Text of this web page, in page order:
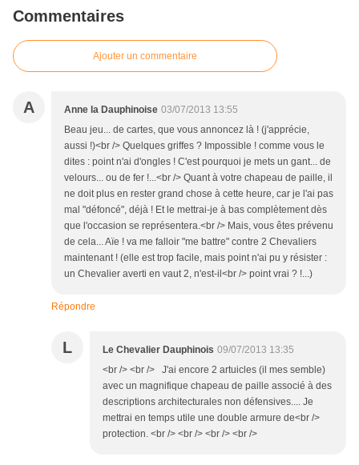
Commentaires
Ajouter un commentaire
A Anne la Dauphinoise 03/07/2013 13:55
Beau jeu... de cartes, que vous annoncez là ! (j'apprécie,
aussi !)<br /> Quelques griffes ? Impossible ! comme vous le
dites : point n'ai d'ongles ! C'est pourquoi je mets un gant... de
velours... ou de fer !...<br /> Quant à votre chapeau de paille, il
ne doit plus en rester grand chose à cette heure, car je l'ai pas
mal "défoncé", déjà ! Et le mettrai-je à bas complètement dès
que l'occasion se représentera.<br /> Mais, vous êtes prévenu
de cela... Aïe ! va me falloir "me battre" contre 2 Chevaliers
maintenant ! (elle est trop facile, mais point n'ai pu y résister :
un Chevalier averti en vaut 2, n'est-il<br /> point vrai ? !...)
Répondre
L Le Chevalier Dauphinois 09/07/2013 13:35
<br /> <br /> J'ai encore 2 artuicles (il mes semble)
avec un magnifique chapeau de paille associé à des
descriptions architecturales non défensives.... Je
mettrai en temps utile une double armure de<br />
protection. <br /> <br /> <br /> <br />